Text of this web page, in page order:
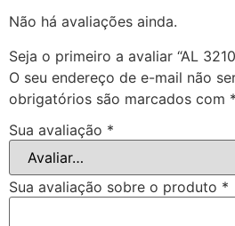
Não há avaliações ainda.
Seja o primeiro a avaliar “AL
O seu endereço de e-mail não
obrigatórios são marcados com *
Sua avaliação *
Sua avaliação sobre o produto *